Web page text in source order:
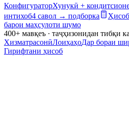
КонфигураторХунукӣ +
интихоб4 савол → подборка
барои маҳсулоти шумо
400+ мавқеъ · таҷҳизонидан тибқи
ХизматрасонӣЛоиҳаҳоДар бораи
Гирифтани ҳисоб